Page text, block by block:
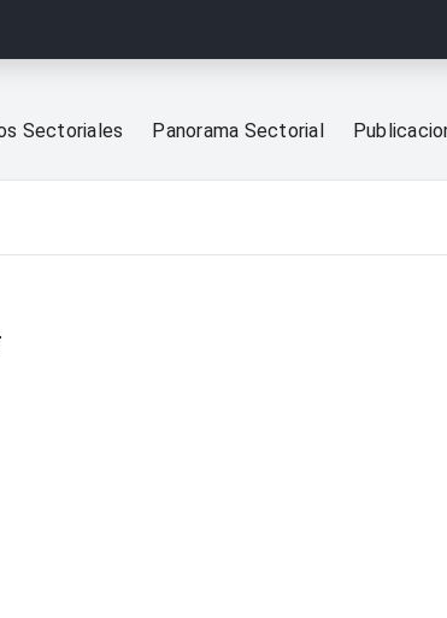
Sectoriales Panorama Sectorial